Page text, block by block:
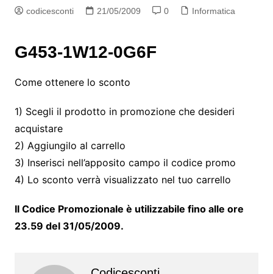
codicesconti 21/05/2009 0 Informatica
G453-1W12-0G6F
Come ottenere lo sconto
1) Scegli il prodotto in promozione che desideri
acquistare
2) Aggiungilo al carrello
3) Inserisci nell’apposito campo il codice promo
4) Lo sconto verrà visualizzato nel tuo carrello
Il Codice Promozionale è utilizzabile fino alle ore
23.59 del 31/05/2009.